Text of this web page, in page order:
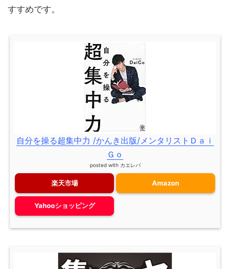
すすめです。
自分を操る超集中力 /かんき出版/メンタリストＤａｉ
Ｇｏ
posted with カエレバ
楽天市場 Amazon
Yahooショッピング